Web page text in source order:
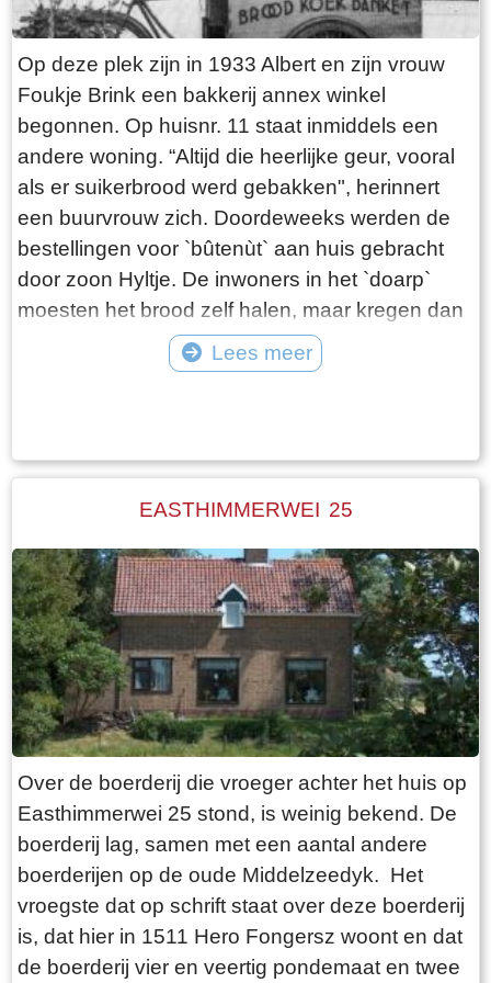
landverbinding. Het pad is ongeschikt voor het
vervoer van goederen. Het is te smal en voor
een groot deel van het jaar onbegaanbaar.
Vervoer over water is de belangrijkste
verbinding tot in 1914 de Easthimmerwei wordt
aangelegd. Nadat de beweegbare brug in
Oosthem in 1953 wordt vervangen door een
vaste brug, is het voorgoed voorbij met het
goederenvervoer over water.
Op deze plek zijn in 1933 Albert en zijn vrouw
Foukje Brink een bakkerij annex winkel
begonnen. Op huisnr. 11 staat inmiddels een
andere woning. “Altijd die heerlijke geur, vooral
als er suikerbrood werd gebakken", herinnert
een buurvrouw zich. Doordeweeks werden de
bestellingen voor `bûtenùt` aan huis gebracht
door zoon Hyltje. De inwoners in het `doarp`
moesten het brood zelf halen, maar kregen dan
wel als beloning een stuk `koarstekoeke` mee.
Dit was een soort kruidkoek, waar de bakker de
genoemd. De winkel en bakkerij waren het
klaar voor de mensen van het dorp. Zo heeft
Albert Brink zich ook vele jaren ingezet als
voorzitter van Plaatselijk Belang. De bakkerij
was ook een soort `doarpsromte`: met
sinterklaas kon men sjoelen en ballengooien in
de bakkerij. Deze traditie wordt nog steeds
voortgezet, alleen is de plek veranderd. Bakker
Brink kreeg als eerste een telefoon. Als je wilde
bellen kon je daar terecht, of de bakker kwam bij
je langs als er een bericht voor je was. Je wist
toen niet beter, zo was je opgegroeid en het
werkte prima. Het huis bestond uit behalve de
bakkerij, een woonkamer, een woonkeuken,
een slaapkamer en een winkel. De kinderen
Lees meer
EASTHIMMERWEI 25
Over de boerderij die vroeger achter het huis op
Easthimmerwei 25 stond, is weinig bekend. De
boerderij lag, samen met een aantal andere
boerderijen op de oude Middelzeedyk. Het
vroegste dat op schrift staat over deze boerderij
is, dat hier in 1511 Hero Fongersz woont en dat
de boerderij vier en veertig pondemaat en twee